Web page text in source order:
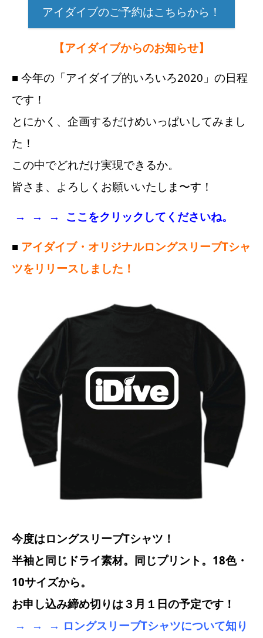
アイダイブのご予約はこちらから！
【アイダイブからのお知らせ】
■ 今年の「アイダイブ的いろいろ2020」の日程
です！
とにかく、企画するだけめいっぱいしてみまし
た！
この中でどれだけ実現できるか。
皆さま、よろしくお願いいたしま〜す！
→ → → ここをクリックしてくださいね。
■ アイダイブ・オリジナルロングスリーブTシャ
ツをリリースしました！
今度はロングスリーブTシャツ！
半袖と同じドライ素材。同じプリント。18色・
10サイズから。
お申し込み締め切りは３月１日の予定です！
→ → → ロングスリーブTシャツについて知り